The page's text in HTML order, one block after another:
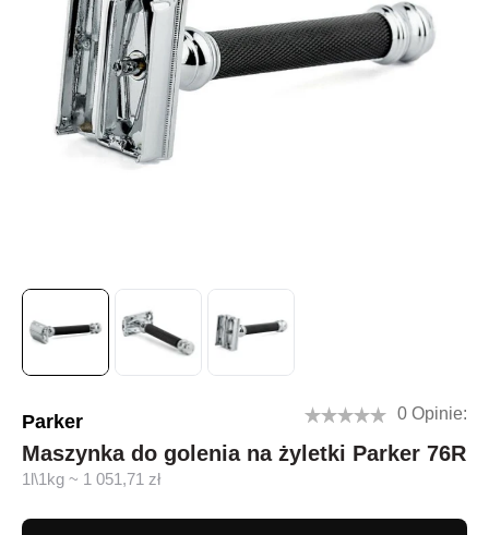
Parker 0 Opinie:
Maszynka do golenia na żyletki Parker 76R
1l\1kg ~ 1 051,71 zł